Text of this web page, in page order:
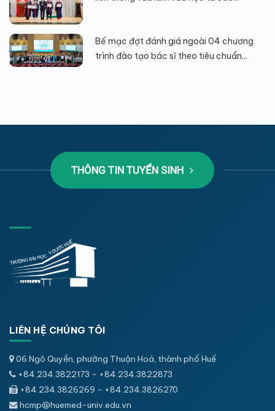
Bế mạc đợt đánh giá ngoài 04 chương
trình đào tạo bác sĩ theo tiêu chuẩn...
THÔNG TIN TUYỂN SINH
LIÊN HỆ CHÚNG TÔI
06 Ngô Quyền, phường Thuận Hoá, thành phố Huế
+84.234.3822173 - +84.234.3822873
+84.234.3826269 - +84.234.3826270
hcmp@huemed-univ.edu.vn